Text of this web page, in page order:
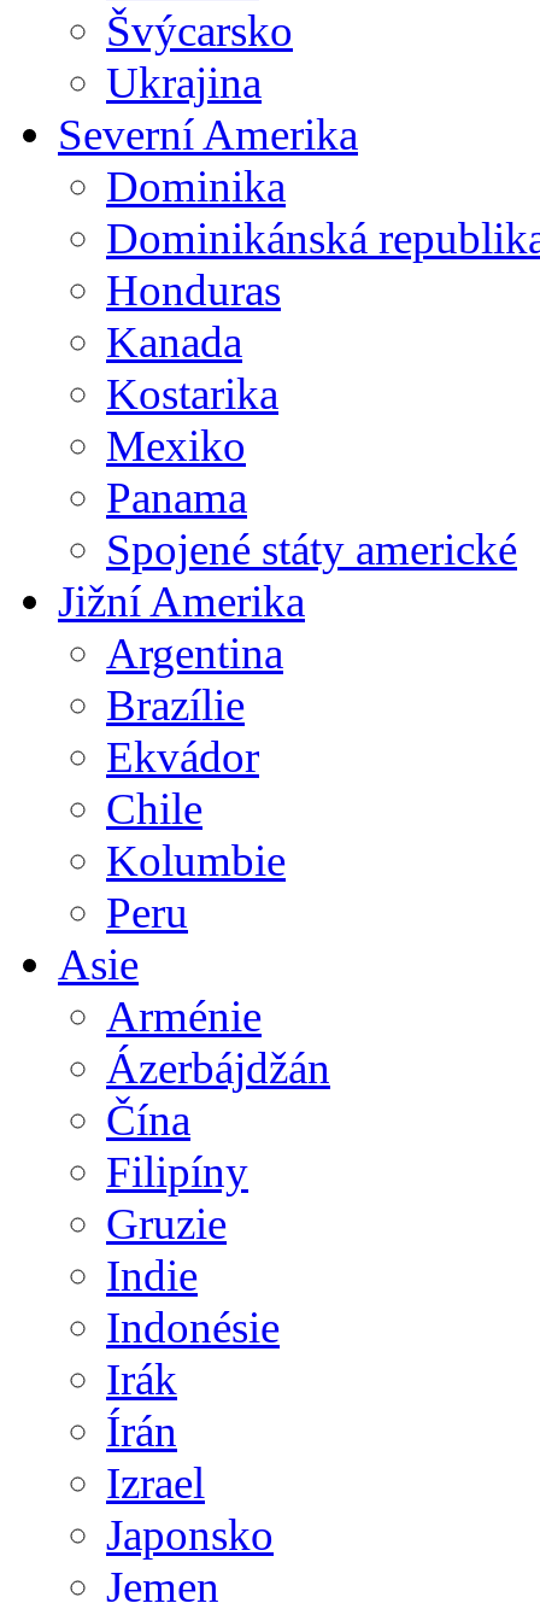
Švýcarsko
Ukrajina
Severní Amerika
Dominika
Dominikánská
Honduras
Kanada
Kostarika
Mexiko
Panama
Spojené státy americké
Jižní Amerika
Argentina
Brazílie
Ekvádor
Chile
Kolumbie
Peru
Asie
Arménie
Ázerbájdžán
Čína
Filipíny
Gruzie
Indie
Indonésie
Irák
Írán
Izrael
Japonsko
Jemen